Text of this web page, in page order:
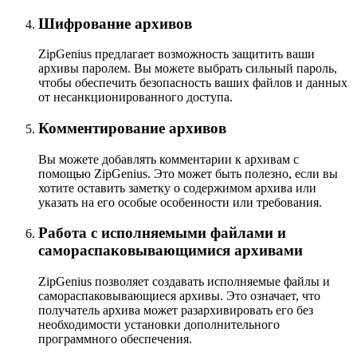
Шифрование архивов
ZipGenius предлагает возможность защитить ваши
архивы паролем. Вы можете выбрать сильный пароль,
чтобы обеспечить безопасность ваших файлов и данных
от несанкционированного доступа.
Комментирование архивов
Вы можете добавлять комментарии к архивам с
помощью ZipGenius. Это может быть полезно, если вы
хотите оставить заметку о содержимом архива или
указать на его особые особенности или требования.
Работа с исполняемыми файлами и
самораспаковывающимися архивами
ZipGenius позволяет создавать исполняемые файлы и
самораспаковывающиеся архивы. Это означает, что
получатель архива может разархивировать его без
необходимости установки дополнительного
программного обеспечения.